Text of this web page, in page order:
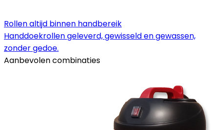
Rollen altijd binnen handbereik
Handdoekrollen geleverd, gewisseld en gewassen,
zonder gedoe.
Aanbevolen combinaties